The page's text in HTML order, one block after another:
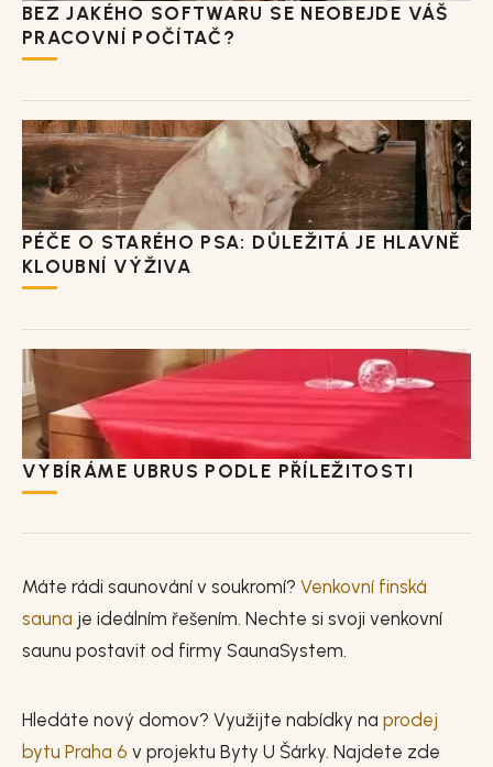
BEZ JAKÉHO SOFTWARU SE NEOBEJDE VÁŠ
PRACOVNÍ POČÍTAČ?
PÉČE O STARÉHO PSA: DŮLEŽITÁ JE HLAVNĚ
KLOUBNÍ VÝŽIVA
VYBÍRÁME UBRUS PODLE PŘÍLEŽITOSTI
Máte rádi saunování v soukromí? Venkovní finská
sauna je ideálním řešením. Nechte si svoji venkovní
saunu postavit od firmy SaunaSystem.
Hledáte nový domov? Využijte nabídky na prodej
bytu Praha 6 v projektu Byty U Šárky. Najdete zde